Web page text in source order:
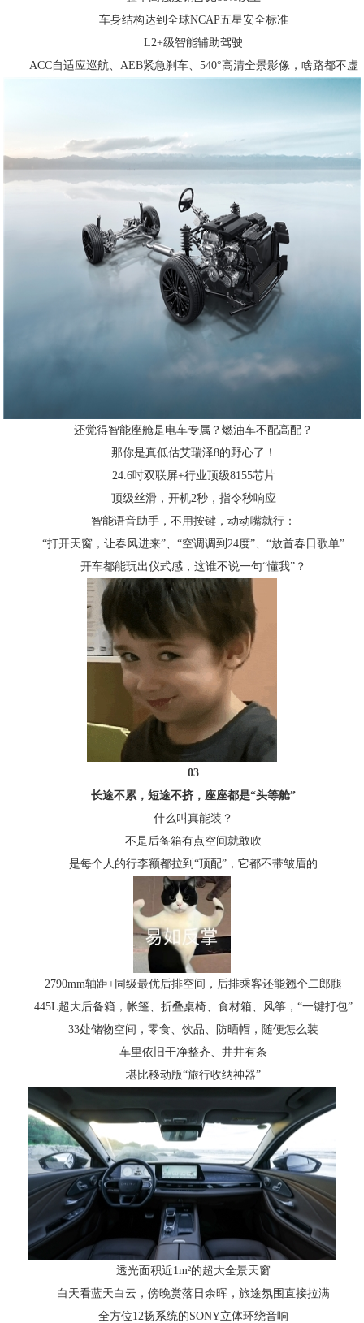
车身结构达到全球NCAP五星安全标准
L2+级智能辅助驾驶
ACC自适应巡航、AEB紧急刹车、540°高清全景影像，啥路都不虚
还觉得智能座舱是电车专属？燃油车不配高配？
那你是真低估艾瑞泽8的野心了！
24.6吋双联屏+行业顶级8155芯片
顶级丝滑，开机2秒，指令秒响应
智能语音助手，不用按键，动动嘴就行：
“打开天窗，让春风进来”、“空调调到24度”、“放首春日歌单”
开车都能玩出仪式感，这谁不说一句“懂我”？
03
长途不累，短途不挤，座座都是“头等舱”
什么叫真能装？
不是后备箱有点空间就敢吹
是每个人的行李额都拉到“顶配”，它都不带皱眉的
2790mm轴距+同级最优后排空间，后排乘客还能翘个二郎腿
445L超大后备箱，帐篷、折叠桌椅、食材箱、风筝，“一键打包”
33处储物空间，零食、饮品、防晒帽，随便怎么装
车里依旧干净整齐、井井有条
堪比移动版“旅行收纳神器”
透光面积近1m²的超大全景天窗
白天看蓝天白云，傍晚赏落日余晖，旅途氛围直接拉满
全方位12扬系统的SONY立体环绕音响